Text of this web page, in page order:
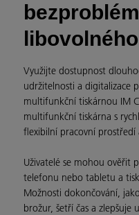
Využijte dostupnost
udržitelnosti a digitalizace
multifunkční tiskárnou IM
multifunkční tiskárna s
flexibilní pracovní
Uživatelé se mohou ověřit
telefonu nebo tabletu a
Možnosti dokončování,
brožur, šetří čas a zlepšuje